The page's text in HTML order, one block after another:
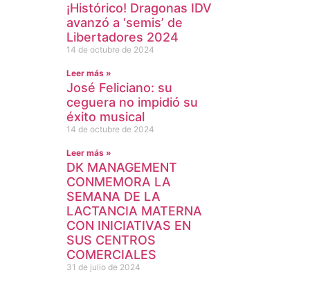
¡Histórico! Dragonas IDV
avanzó a ‘semis’ de
Libertadores 2024
14 de octubre de 2024
Leer más »
José Feliciano: su
ceguera no impidió su
éxito musical
14 de octubre de 2024
Leer más »
DK MANAGEMENT
CONMEMORA LA
SEMANA DE LA
LACTANCIA MATERNA
CON INICIATIVAS EN
SUS CENTROS
COMERCIALES
31 de julio de 2024